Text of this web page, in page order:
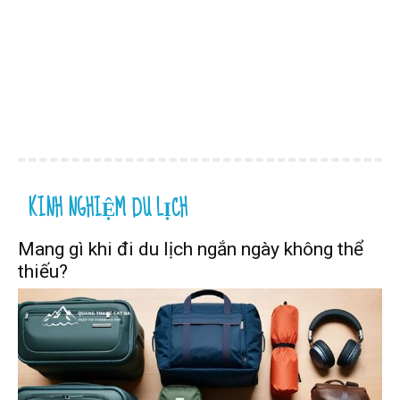
KINH NGHIỆM DU LỊCH
Mang gì khi đi du lịch ngắn ngày không thể
thiếu?